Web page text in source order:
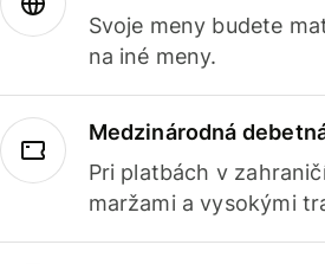
Svoje meny budete
na iné meny.
Medzinárodná
Pri platbách v
maržami a vysokými